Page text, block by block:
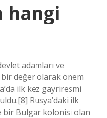
hangi
adamları ve
bir değer olarak önem
ilk kez gayriresmi
Rusya’daki ilk
bir Bulgar kolonisi olan